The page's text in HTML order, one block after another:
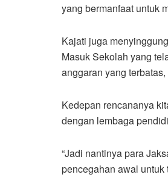
yang bermanfaat untuk
Kajati juga
Masuk Sekolah yang
anggaran yang
Kedepan rencananya
dengan lembaga
“Jadi nantinya para
pencegahan awal untuk